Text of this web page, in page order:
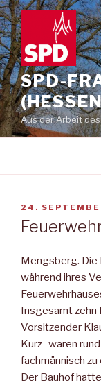
Zum
Inhalt
springen
SPD-
Aus der Arbeit
AM
24.
Mengsberg. Die
während ihres
Insgesamt zehn
Vorsitzender
Kurz -waren
fachmännisch zu
Der Bauhof